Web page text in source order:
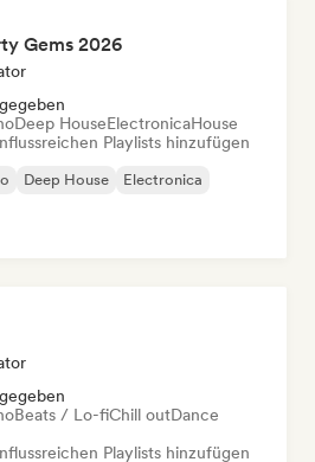
Gems 2026
Deep HouseElectronicaHouse
Playlists hinzufügen
Deep House
Electronica
Beats / Lo-fiChill outDance
Playlists hinzufügen